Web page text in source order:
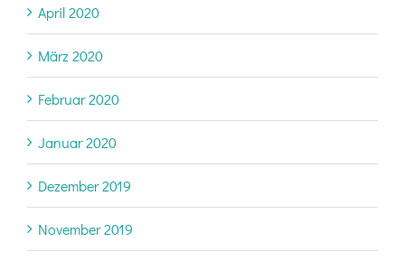
April 2020
März 2020
Februar 2020
Januar 2020
Dezember 2019
November 2019